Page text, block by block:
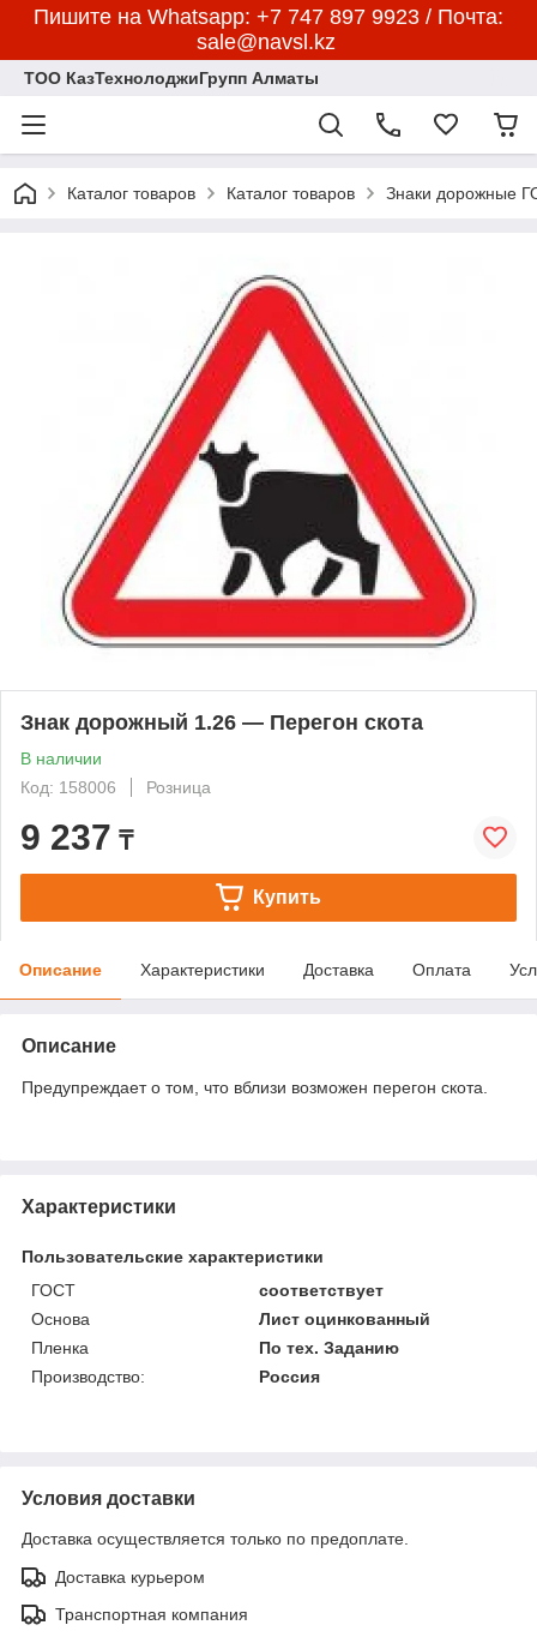
Пишите на Whatsapp: +7 747 897 9923 / Почта:
sale@navsl.kz
ТОО КазТехнолоджиГрупп Алматы
Каталог товаров Каталог товаров Знаки дорожные
Знак дорожный 1.26 — Перегон скота
В наличии
Код: 158006
Розница
9 237 ₸
Купить
Описание Характеристики Доставка Оплата
Описание
Предупреждает о том, что вблизи возможен перегон скота.
Характеристики
Пользовательские характеристики
ГОСТ
соответствует
Основа
Лист оцинкованный
Пленка
По тех. Заданию
Производство:
Россия
Условия доставки
Доставка осуществляется только по предоплате.
Доставка курьером
Транспортная компания